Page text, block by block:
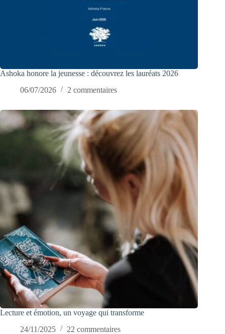
Ashoka honore la jeunesse : découvrez les lauréats 2026
06/07/2026
2 commentaires
Lecture et émotion, un voyage qui transforme
24/11/2025
22 commentaires